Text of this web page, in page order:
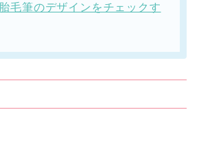
胎毛筆のデザインをチェックす